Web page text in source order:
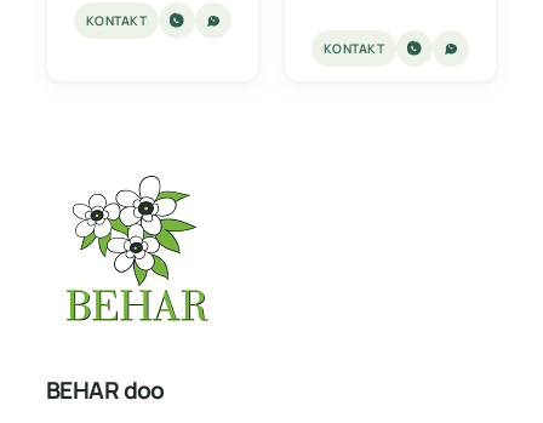
KONTAKT
KONTAKT
BEHAR doo